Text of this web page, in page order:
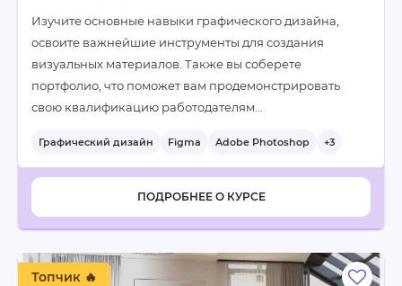
Изучите основные навыки графического дизайна,
освоите важнейшие инструменты для создания
визуальных материалов. Также вы соберете
портфолио, что поможет вам продемонстрировать
свою квалификацию работодателям…
Графический дизайн Figma Adobe Photoshop +3
ПОДРОБНЕЕ О КУРСЕ
Топчик 🔥